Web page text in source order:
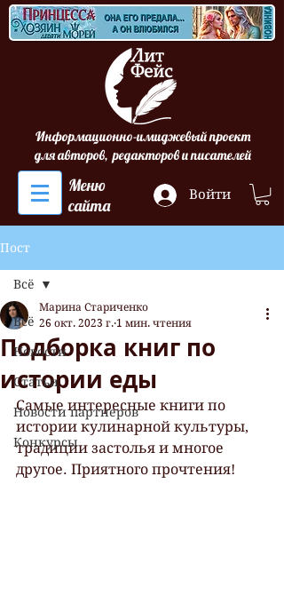
Информационно-имиджевый проект
для авторов, редакторов и писателей
Меню
сайта
Войти
Пост
Всё
Новости
Статьи
Новости партнеров
Конкурсы
Всё
Подборка книг по
истории еды
Марина Стариченко
26 окт. 2023 г. 1 мин. чтения
Самые интересные книги по
истории кулинарной культуры,
традиции застолья и многое
другое. Приятного прочтения!